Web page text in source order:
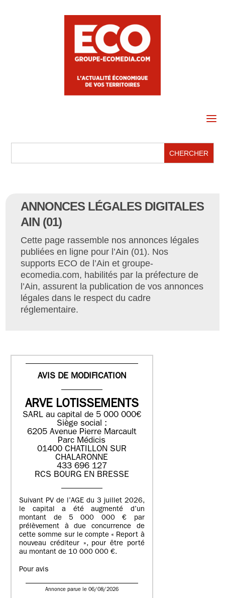
a
ANNONCES LÉGALES DIGITALES
AIN (01)
Cette page rassemble nos annonces légales
publiées en ligne pour l’Ain (01). Nos
supports ECO de l’Ain et groupe-
ecomedia.com, habilités par la préfecture de
l’Ain, assurent la publication de vos annonces
légales dans le respect du cadre
réglementaire.
AVIS DE MODIFICATION
ARVE LOTISSEMENTS
SARL au capital de 5 000 000€
Siège social :
6205 Avenue Pierre Marcault
Parc Médicis
01400 CHATILLON SUR
CHALARONNE
433 696 127
RCS BOURG EN BRESSE
Suivant PV de l’AGE du 3 juillet 2026,
le capital a été augmenté d’un
montant de 5 000 000 € par
prélèvement à due concurrence de
cette somme sur le compte « Report à
nouveau créditeur », pour être porté
au montant de 10 000 000 €.
Pour avis
Annonce parue le 06/08/2026